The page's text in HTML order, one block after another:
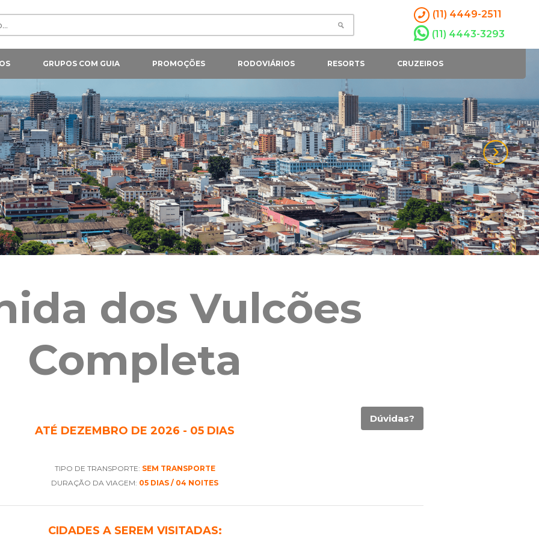
(11) 4449-2511
(11) 4443-3293
GRUPOS COM GUIA PROMOÇÕES RODOVIÁRIOS RESORTS CRUZEIROS
dos Vulcões
Completa
Dúvidas?
ATÉ DEZEMBRO DE 2026 - 05 DIAS
TIPO DE TRANSPORTE: SEM TRANSPORTE
DURAÇÃO DA VIAGEM: 05 DIAS / 04 NOITES
CIDADES A SEREM VISITADAS: